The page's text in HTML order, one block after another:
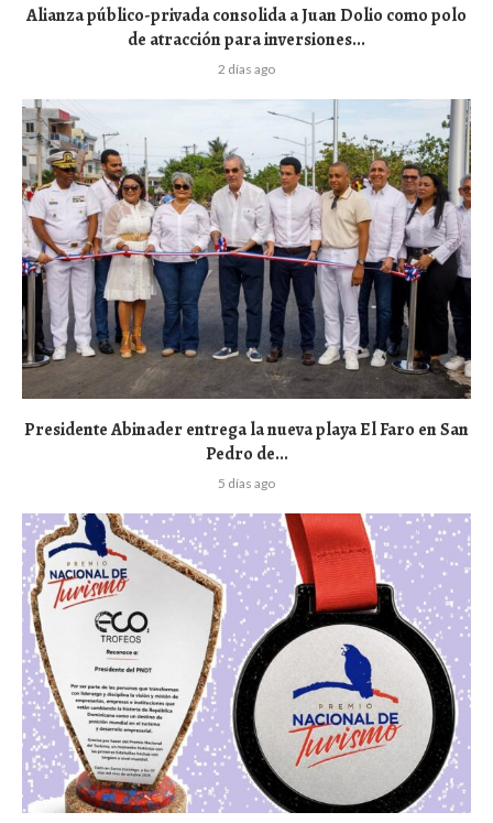
Alianza público-privada consolida a Juan Dolio como polo
de atracción para inversiones...
2 días ago
Presidente Abinader entrega la nueva playa El Faro en San
Pedro de...
5 días ago